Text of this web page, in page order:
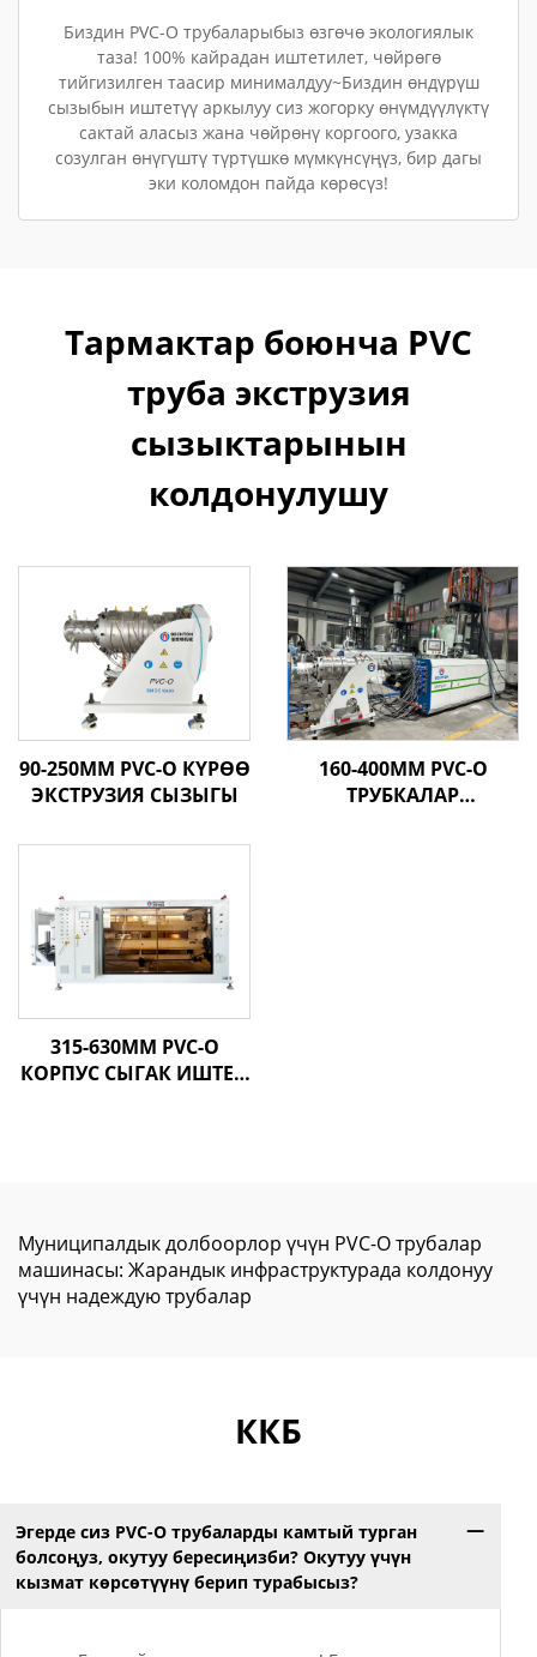
Биздин PVC-O трубаларыбыз өзгөчө экологиялык
таза! 100% кайрадан иштетилет, чөйрөгө
тийгизилген таасир минималдуу~Биздин өндүрүш
сызыбын иштетүү аркылуу сиз жогорку өнүмдүүлүктү
сактай аласыз жана чөйрөнү коргоого, узакка
созулган өнүгүштү түртүшкө мүмкүнсүңүз, бир дагы
эки коломдон пайда көрөсүз!
Тармактар боюнча PVC
труба экструзия
сызыктарынын
колдонулушу
90-250MM PVC-O КҮРӨӨ
ЭКСТРУЗИЯ СЫЗЫГЫ
160-400MM PVC-O
ТРУБКАЛАР
315-630MM PVC-O
КОРПУС СЫГАК ИШТЕП
Муниципалдык долбоорлор үчүн PVC-O трубалар
машинасы: Жарандык инфраструктурада колдонуу
үчүн надеждую трубалар
ККБ
Эгерде сиз PVC-O трубаларды камтый турган
болсоңуз, окутуу бересиңизби? Окутуу үчүн
кызмат көрсөтүүнү берип турабысыз?